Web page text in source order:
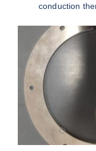
conduction